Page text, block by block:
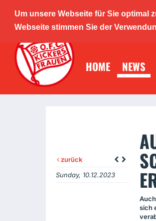
Um unsere Webseite für Sie optimal
Webseite stimmen Sie der
HOME NEWS
sich
zurück
Sunday, 10.12.2023